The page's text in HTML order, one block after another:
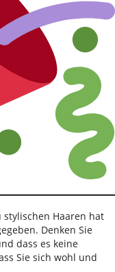
Haaren hat
Denken Sie
dass es keine
Sie sich wohl und